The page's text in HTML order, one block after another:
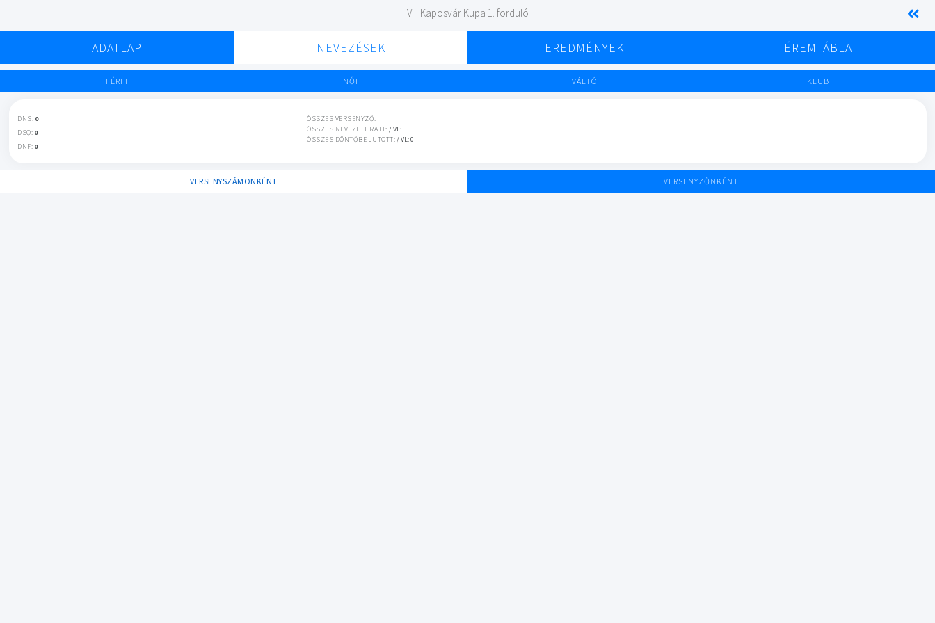
VII. Kaposvár Kupa 1. forduló
ADATLAP NEVEZÉSEK EREDMÉNYEK ÉREMTÁBLA
FÉRFI NŐI VÁLTÓ KLUB
DNS: 0
DSQ: 0
DNF: 0
ÖSSZES VERSENYZŐ:
ÖSSZES NEVEZETT RAJT: / VL:
ÖSSZES DÖNTŐBE JUTOTT:/ VL: 0
VERSENYSZÁMONKÉNT VERSENYZŐNKÉNT